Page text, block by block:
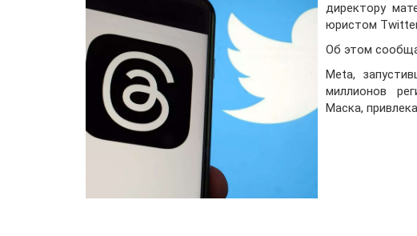
директору
юристом
Об этом
Meta,
миллионов
Маска,